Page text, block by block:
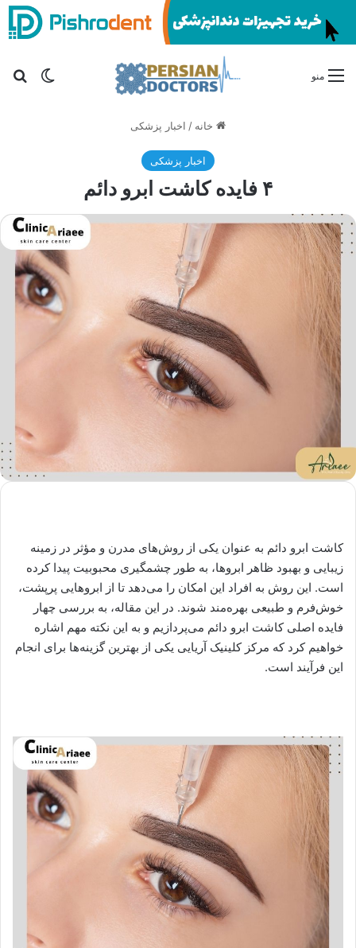
تغییر منو
خانه / اخبار پزشکی
اخبار پزشکی
۴ فایده کاشت ابرو دائم
کاشت ابرو دائم به عنوان یکی از روش‌های مدرن و مؤثر در زمینه
زیبایی و بهبود ظاهر ابروها، به طور چشمگیری محبوبیت پیدا کرده
است. این روش به افراد این امکان را می‌دهد تا از ابروهایی پرپشت،
خوش‌فرم و طبیعی بهره‌مند شوند. در این مقاله، به بررسی چهار
فایده اصلی کاشت ابرو دائم می‌پردازیم و به این نکته مهم اشاره
خواهیم کرد که مرکز کلینیک آریایی یکی از بهترین گزینه‌ها برای انجام
این فرآیند است.